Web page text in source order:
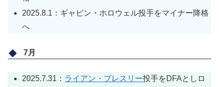
2025.8.1：ギャビン・ホロウェル投手をマイナー降格
へ
7月
2025.7.31： ライアン・プレスリー投手をDFAとしロ